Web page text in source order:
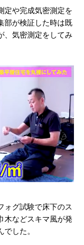
定や完成気密測定を
部が検証した時は既
、気密測定をしてみ
ォグ試験で床下のス
木などスキマ風が発
した。